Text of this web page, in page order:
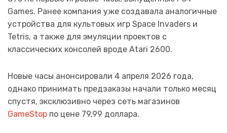
Games. Ранее компания уже создавала аналогичные
устройства для культовых игр Space Invaders и
Tetris, а также для эмуляции проектов с
классических консолей вроде Atari 2600.
Новые часы анонсировали 4 апреля 2026 года,
однако принимать предзаказы начали только месяц
спустя, эксклюзивно через сеть магазинов
GameStop по цене 79,99 доллара.